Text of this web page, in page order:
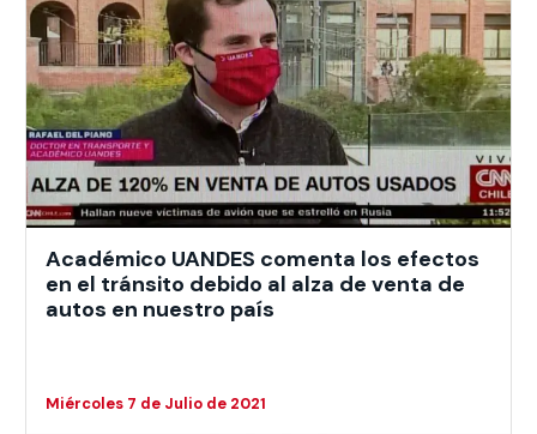
Académico UANDES comenta los efectos
en el tránsito debido al alza de venta de
autos en nuestro país
Miércoles 7 de Julio de 2021